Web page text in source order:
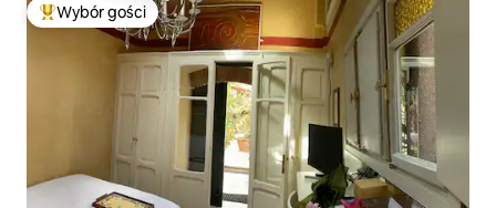
Najpopularniejsze z kategorii Wybór gości
Wybór gości